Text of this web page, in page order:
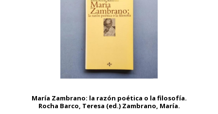
María Zambrano: la razón poética o la filosofía.
Rocha Barco, Teresa (ed.) Zambrano, María.